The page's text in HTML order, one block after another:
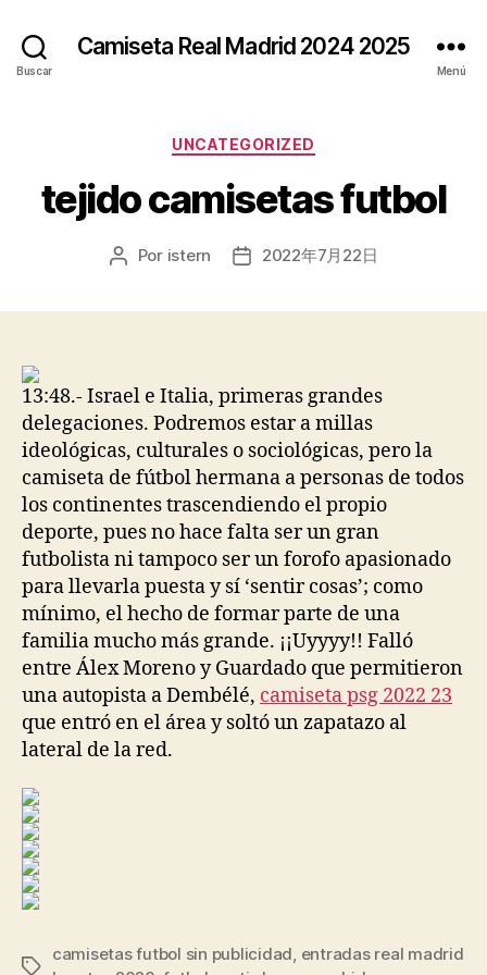
Buscar
Camiseta Real Madrid 2024 2025
Menú
Categorías
UNCATEGORIZED
tejido camisetas futbol
Autor
Por istern
Fecha2022年7月22日
13:48.- Israel e Italia, primeras grandes
delegaciones. Podremos estar a millas
ideológicas, culturales o sociológicas, pero la
camiseta de fútbol hermana a personas de todos
los continentes trascendiendo el propio
deporte, pues no hace falta ser un gran
futbolista ni tampoco ser un forofo apasionado
para llevarla puesta y sí ‘sentir cosas’; como
mínimo, el hecho de formar parte de una
familia mucho más grande. ¡¡Uyyyy!! Falló
entre Álex Moreno y Guardado que permitieron
una autopista a Dembélé, camiseta psg 2022 23
que entró en el área y soltó un zapatazo al
lateral de la red.
Etiquetas
camisetas futbol sin publicidad, entradas real madrid